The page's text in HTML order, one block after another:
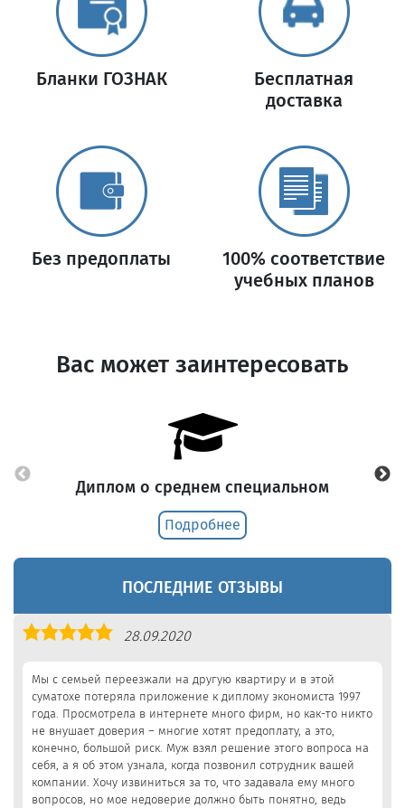
Бланки ГОЗНАК
Бесплатная
доставка
Без предоплаты
100% соответствие
учебных планов
Вас может заинтересовать
Диплом о среднем специальном
Подробнее
ПОСЛЕДНИЕ ОТЗЫВЫ
Оценка
28.09.2020
Мы с семьей переезжали на другую квартиру и в этой
суматохе потеряла приложение к диплому экономиста 1997
года. Просмотрела в интернете много фирм, но как-то никто
не внушает доверия – многие хотят предоплату, а это,
конечно, большой риск. Муж взял решение этого вопроса на
себя, а я об этом узнала, когда позвонил сотрудник вашей
компании. Хочу извиниться за то, что задавала ему много
вопросов, но мое недоверие должно быть понятно, ведь